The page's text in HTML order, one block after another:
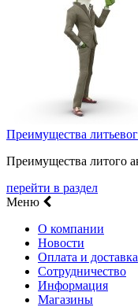
Преимущества
Преимущества литого
перейти в раздел
Меню
О компании
Новости
Оплата и доставка
Сотрудничество
Информация
Магазины